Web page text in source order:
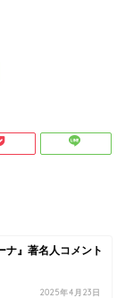
ナ』著名人コメント
2025年4月23日